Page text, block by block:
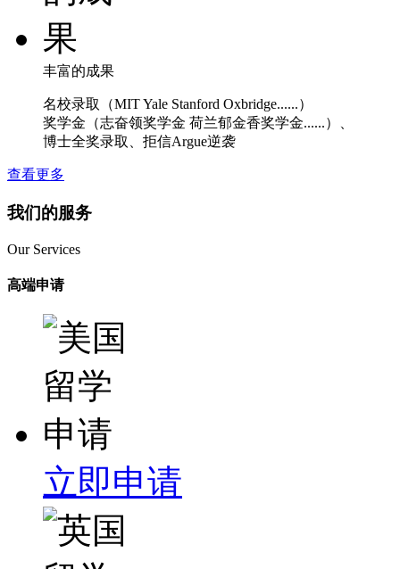
丰富的成果
名校录取（MIT Yale Stanford Oxbridge......）
奖学金（志奋领奖学金 荷兰郁金香奖学金......）、
博士全奖录取、拒信Argue逆袭
查看更多
我们的服务
Our Services
高端申请
立即申请